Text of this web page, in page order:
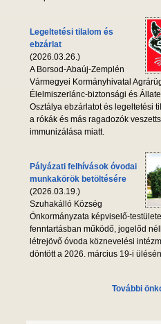
Legeltetési tilalom és
ebzárlat
(2026.03.26.)
A Borsod-Abaúj-Zemplén
Vármegyei Kormányhivatal
Élelmiszerlánc-biztonsági és
Osztálya ebzárlatot és legeltetési
a rókák és más ragadozók
immunizálása miatt.
Pályázati felhívások óvodai
munkakörök betöltésére
(2026.03.19.)
Szuhakálló Község
Önkormányzata képviselő-
fenntartásban működő, jogelőd
létrejövő óvoda köznevelési
döntött a 2026. március 19-i
További